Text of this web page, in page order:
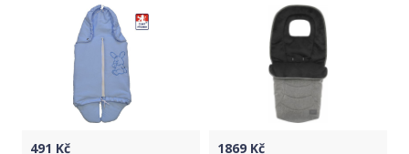
491 Kč 1869 Kč